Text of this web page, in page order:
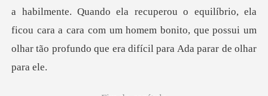
a habilmente. Quando